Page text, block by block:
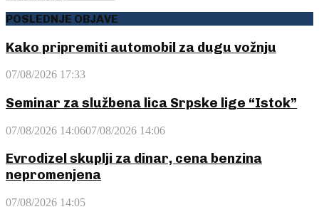
POSLEDNJE OBJAVE
Kako pripremiti automobil za dugu vožnju
07/08/2026 17:33
Seminar za službena lica Srpske lige “Istok”
07/08/2026 14:0607/08/2026 14:06
Evrodizel skuplji za dinar, cena benzina
nepromenjena
07/08/2026 14:05